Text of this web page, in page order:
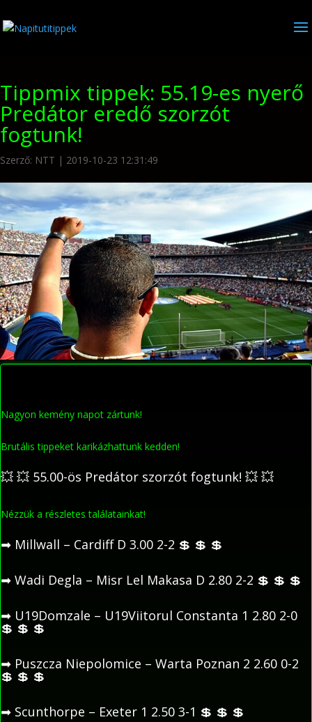
Tippmix tippek: 55.19-es nyerő
Predátor eredő szorzót
fogtunk!
Szerző: NTT | 2019-10-23 12:31:49
Nagyon kemény napot zártunk!
Brutális tippeket karikázhattunk kedden!
💥 💥 55.00-ös Predátor szorzót fogtunk! 💥 💥
Nézzük a részletes találatainkat!
➡ Millwall – Cardiff D 3.00 2-2 💲 💲 💲
➡ Wadi Degla – Misr Lel Makasa D 2.80 2-2 💲 💲 💲
➡ U19Domzale – U19Viitorul Constanta 1 2.80 2-0
💲 💲 💲
➡ Puszcza Niepolomice – Warta Poznan 2 2.60 0-2
💲 💲 💲
➡ Scunthorpe – Exeter 1 2.50 3-1 💲 💲 💲